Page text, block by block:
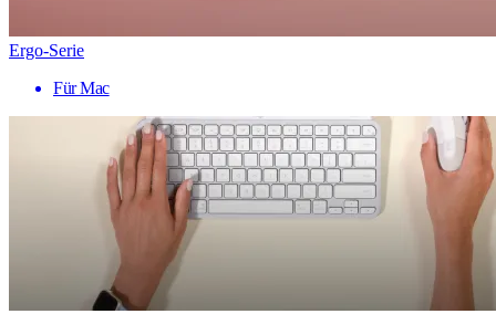
Ergo-Serie
Für Mac